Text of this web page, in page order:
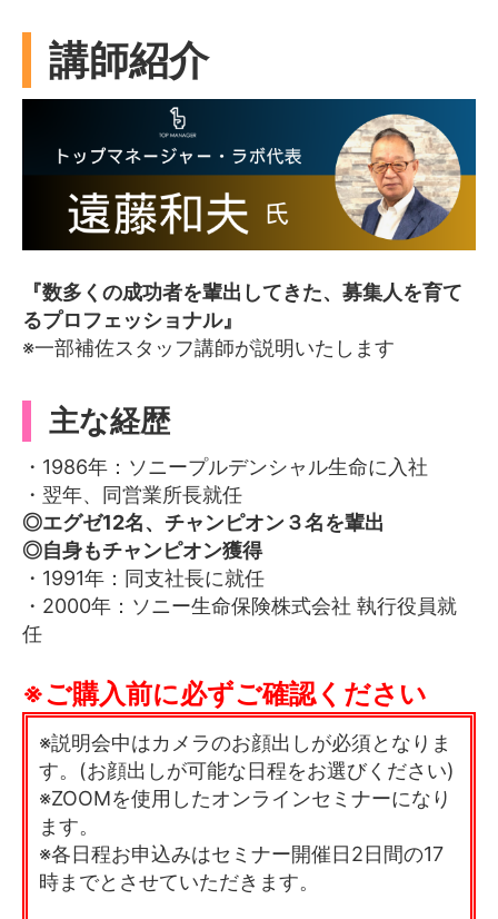
講師紹介
『数多くの成功者を輩出してきた、募集人を育て
るプロフェッショナル』
※一部補佐スタッフ講師が説明いたします
主な経歴
・1986年：ソニープルデンシャル生命に入社
・翌年、同営業所長就任
◎エグゼ12名、チャンピオン３名を輩出
◎自身もチャンピオン獲得
・1991年：同支社長に就任
・2000年：ソニー生命保険株式会社 執行役員就
任
※ご購入前に必ずご確認ください
※説明会中はカメラのお顔出しが必須となりま
す。(お顔出しが可能な日程をお選びください)
※ZOOMを使用したオンラインセミナーになり
ます。
※各日程お申込みはセミナー開催日2日間の17
時までとさせていただきます。